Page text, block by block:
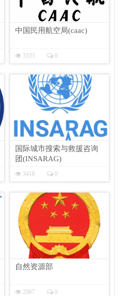
中国民用航空局(caac)
3333 0
国际城市搜索与救援咨询
团(INSARAG)
3418 0
自然资源部
2987 0